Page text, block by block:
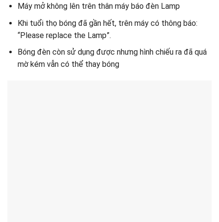
Máy mở không lên trên thân máy báo đèn Lamp
Khi tuổi thọ bóng đã gần hết, trên máy có thông báo:
“Please replace the Lamp”.
Bóng đèn còn sử dụng được nhưng hình chiếu ra đã quá
mờ kém vẫn có thể thay bóng